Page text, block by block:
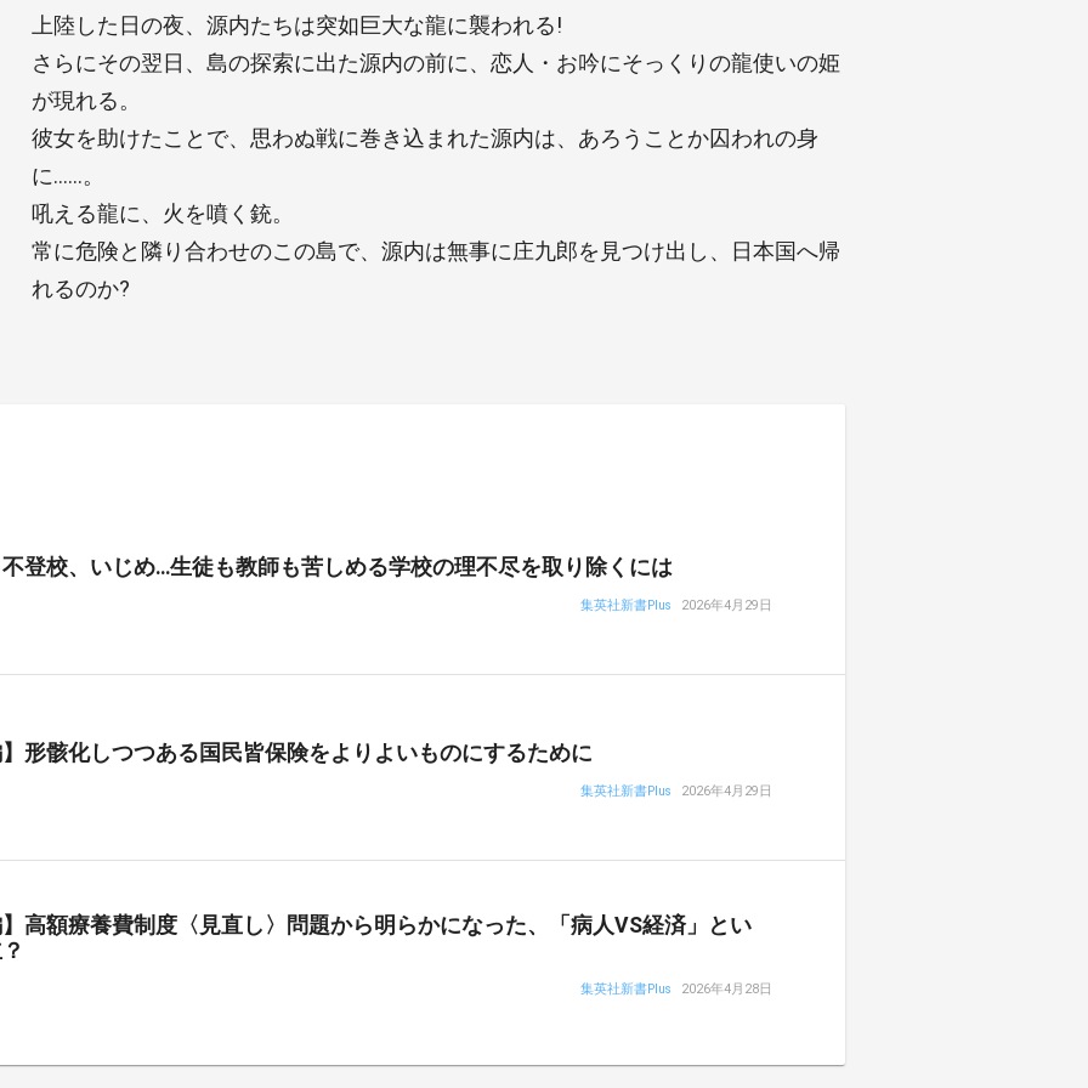
上陸した日の夜、源内たちは突如巨大な龍に襲われる!
さらにその翌日、島の探索に出た源内の前に、恋人・お吟にそっくりの龍使いの姫
が現れる。
彼女を助けたことで、思わぬ戦に巻き込まれた源内は、あろうことか囚われの身
に……。
吼える龍に、火を噴く銃。
常に危険と隣り合わせのこの島で、源内は無事に庄九郎を見つけ出し、日本国へ帰
れるのか?
登校、いじめ…生徒も教師も苦しめる学校の理不尽を取り除くには
集英社新書Plus 2026年4月29日
形骸化しつつある国民皆保険をよりよいものにするために
集英社新書Plus 2026年4月29日
高額療養費制度〈見直し〉問題から明らかになった、「病人VS経済」とい
集英社新書Plus 2026年4月28日